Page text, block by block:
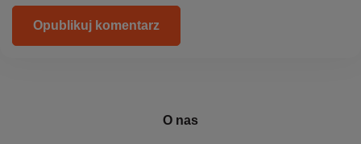
Opublikuj komentarz
O nas